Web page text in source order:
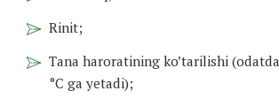
Rinit;
Tana haroratining ko’tarilishi
°C ga yetadi);